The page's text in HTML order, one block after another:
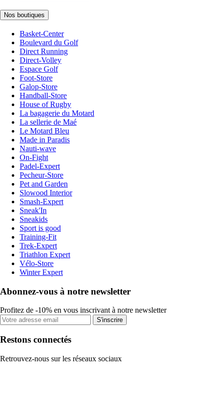
Nos boutiques
Basket-Center
Boulevard du Golf
Direct Running
Direct-Volley
Espace Golf
Foot-Store
Galop-Store
Handball-Store
House of Rugby
La bagagerie du Motard
La sellerie de Maé
Le Motard Bleu
Made in Paradis
Nauti-wave
On-Fight
Padel-Expert
Pecheur-Store
Pet and Garden
Slowood Interior
Smash-Expert
Sneak'In
Sneakids
Sport is good
Training-Fit
Trek-Expert
Triathlon Expert
Vélo-Store
Winter Expert
Abonnez-vous à notre newsletter
Profitez de -10% en vous inscrivant à notre newsletter
S'inscrire
Restons connectés
Retrouvez-nous sur les réseaux sociaux